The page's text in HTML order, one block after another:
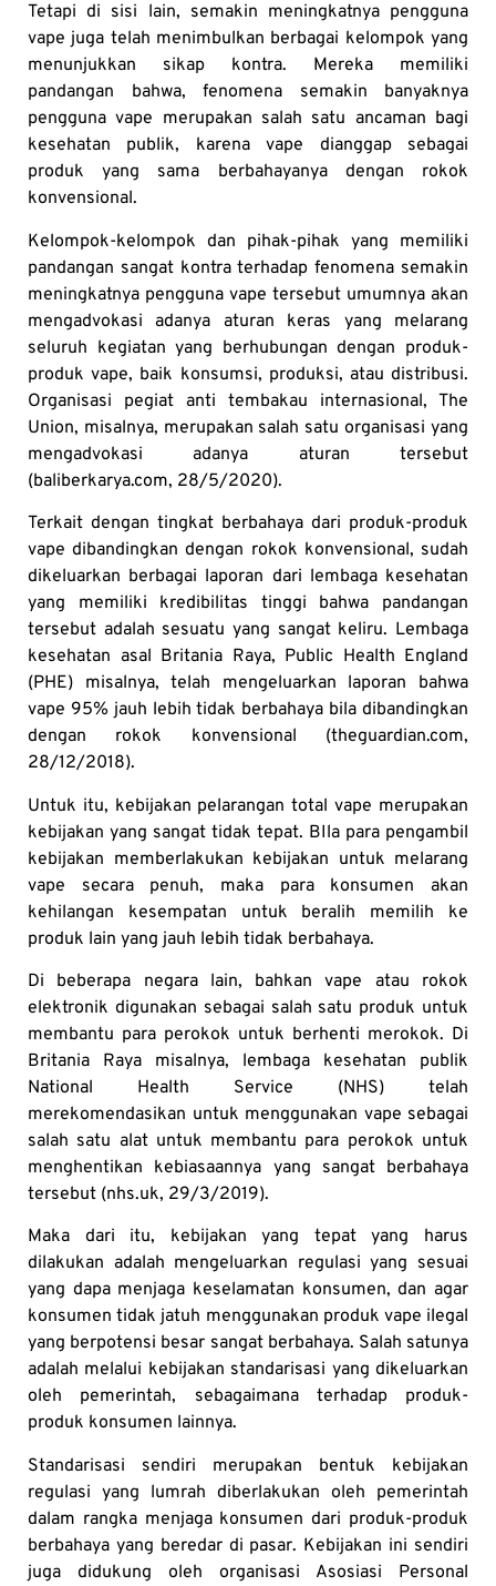
Tetapi di sisi lain, semakin meningkatnya pengguna
vape juga telah menimbulkan berbagai kelompok yang
menunjukkan sikap kontra. Mereka memiliki
pandangan bahwa, fenomena semakin banyaknya
pengguna vape merupakan salah satu ancaman bagi
kesehatan publik, karena vape dianggap sebagai
produk yang sama berbahayanya dengan rokok
konvensional.
Kelompok-kelompok dan pihak-pihak yang memiliki
pandangan sangat kontra terhadap fenomena semakin
meningkatnya pengguna vape tersebut umumnya akan
mengadvokasi adanya aturan keras yang melarang
seluruh kegiatan yang berhubungan dengan produk-
produk vape, baik konsumsi, produksi, atau distribusi.
Organisasi pegiat anti tembakau internasional, The
Union, misalnya, merupakan salah satu organisasi yang
mengadvokasi adanya aturan tersebut
(baliberkarya.com, 28/5/2020).
Terkait dengan tingkat berbahaya dari produk-produk
vape dibandingkan dengan rokok konvensional, sudah
dikeluarkan berbagai laporan dari lembaga kesehatan
yang memiliki kredibilitas tinggi bahwa pandangan
tersebut adalah sesuatu yang sangat keliru. Lembaga
kesehatan asal Britania Raya, Public Health England
(PHE) misalnya, telah mengeluarkan laporan bahwa
vape 95% jauh lebih tidak berbahaya bila dibandingkan
dengan rokok konvensional (theguardian.com,
28/12/2018).
Untuk itu, kebijakan pelarangan total vape merupakan
kebijakan yang sangat tidak tepat. BIla para pengambil
kebijakan memberlakukan kebijakan untuk melarang
vape secara penuh, maka para konsumen akan
kehilangan kesempatan untuk beralih memilih ke
produk lain yang jauh lebih tidak berbahaya.
Di beberapa negara lain, bahkan vape atau rokok
elektronik digunakan sebagai salah satu produk untuk
membantu para perokok untuk berhenti merokok. Di
Britania Raya misalnya, lembaga kesehatan publik
National Health Service (NHS) telah
merekomendasikan untuk menggunakan vape sebagai
salah satu alat untuk membantu para perokok untuk
menghentikan kebiasaannya yang sangat berbahaya
tersebut (nhs.uk, 29/3/2019).
Maka dari itu, kebijakan yang tepat yang harus
dilakukan adalah mengeluarkan regulasi yang sesuai
yang dapa menjaga keselamatan konsumen, dan agar
konsumen tidak jatuh menggunakan produk vape ilegal
yang berpotensi besar sangat berbahaya. Salah satunya
adalah melalui kebijakan standarisasi yang dikeluarkan
oleh pemerintah, sebagaimana terhadap produk-
produk konsumen lainnya.
Standarisasi sendiri merupakan bentuk kebijakan
regulasi yang lumrah diberlakukan oleh pemerintah
dalam rangka menjaga konsumen dari produk-produk
berbahaya yang beredar di pasar. Kebijakan ini sendiri
juga didukung oleh organisasi Asosiasi Personal